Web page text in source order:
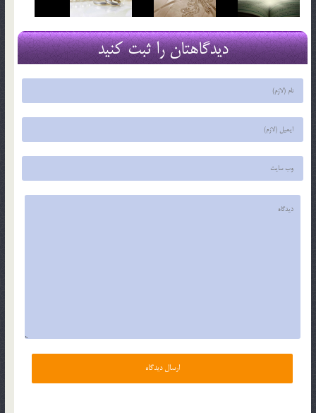
دیدگاهتان را ثبت کنید